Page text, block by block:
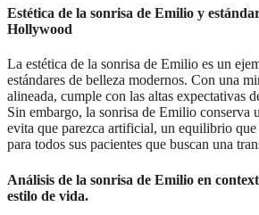
Estética de la sonrisa de Emilio y
Hollywood
La estética de la sonrisa de Emilio es un
estándares de belleza modernos. Con una
alineada, cumple con las altas expectativas
Sin embargo, la sonrisa de Emilio conserva
evita que parezca artificial, un equilibrio
para todos sus pacientes que buscan una
Análisis de la sonrisa de Emilio en
estilo de vida.